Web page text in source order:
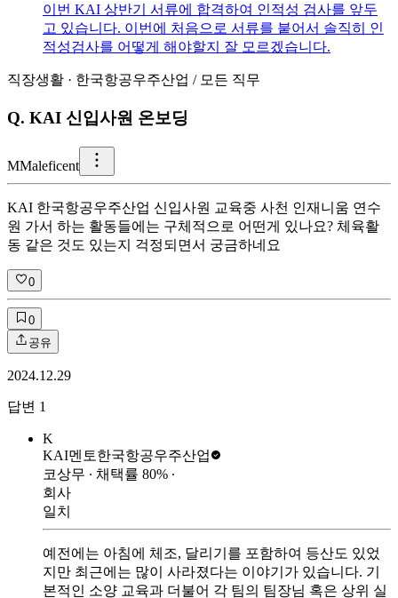
이번 KAI 상반기 서류에 합격하여 인적성 검사를 앞두
고 있습니다. 이번에 처음으로 서류를 붙어서 솔직히 인
적성검사를 어떻게 해야할지 잘 모르겠습니다.
직장생활 · 한국항공우주산업 / 모든 직무
Q. KAI 신입사원 온보딩
MMaleficent
KAI 한국항공우주산업 신입사원 교육중 사천 인재니움 연수
원 가서 하는 활동들에는 구체적으로 어떤게 있나요? 체육활
동 같은 것도 있는지 걱정되면서 궁금하네요
0
0
공유
2024.12.29
답변 1
K
KAI멘토한국항공우주산업
코상무 ∙ 채택률 80% ∙
회사
일치
예전에는 아침에 체조, 달리기를 포함하여 등산도 있었
지만 최근에는 많이 사라졌다는 이야기가 있습니다. 기
본적인 소양 교육과 더불어 각 팀의 팀장님 혹은 상위 실